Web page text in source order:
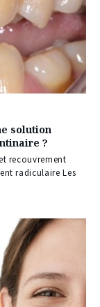
solution
?
recouvrement
radiculaire Les